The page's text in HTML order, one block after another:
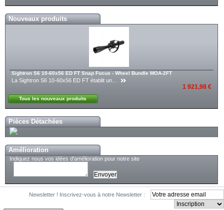
Nouveaux produits
Sightron S6 10-60x56 ED FT Snap Focus - Wheel Bundle MOA-2FT
La Sightron S6 10-60x56 ED FT établit un...
1 921,98 €
Tous les nouveaux produits
Pièces Détachées
Amélioration
Indiquez nous vos idées d'amélioration pour notre site
Newsletter ! Inscrivez-vous à notre Newsletter :